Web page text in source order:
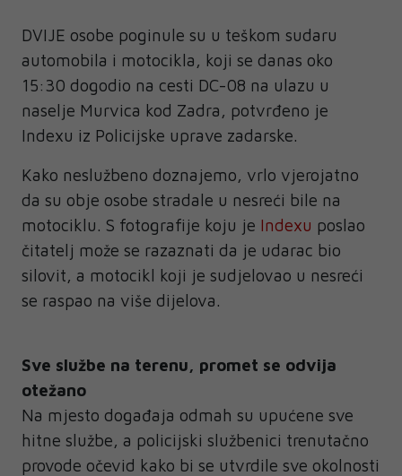
DVIJE osobe poginule su u teškom sudaru
automobila i motocikla, koji se danas oko
15:30 dogodio na cesti DC-08 na ulazu u
naselje Murvica kod Zadra, potvrđeno je
Indexu iz Policijske uprave zadarske.
Kako neslužbeno doznajemo, vrlo vjerojatno
da su obje osobe stradale u nesreći bile na
motociklu. S fotografije koju je Indexu poslao
čitatelj može se razaznati da je udarac bio
silovit, a motocikl koji je sudjelovao u nesreći
se raspao na više dijelova.
Sve službe na terenu, promet se odvija
otežano
Na mjesto događaja odmah su upućene sve
hitne službe, a policijski službenici trenutačno
provode očevid kako bi se utvrdile sve okolnosti